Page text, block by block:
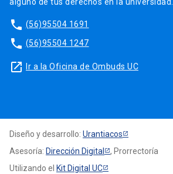
alguno de tus derechos en la universidad.
phone (56)95504 1691
phone (56)95504 1247
launch Ir a la Oficina de Ombuds UC
Diseño y desarrollo: Urantiacos
Asesoría: Dirección Digital
, Prorrectoría
Utilizando el Kit Digital UC